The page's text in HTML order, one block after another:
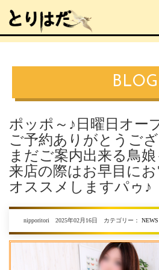
BLOG
ポッポ～♪日曜日オー
ご予約ありがとうご
まだご案内出来る鳥
来店の際はお早目に
オススメしますパゥ♪
nipporitori 2025年02月16日 カテゴリー： NEWS